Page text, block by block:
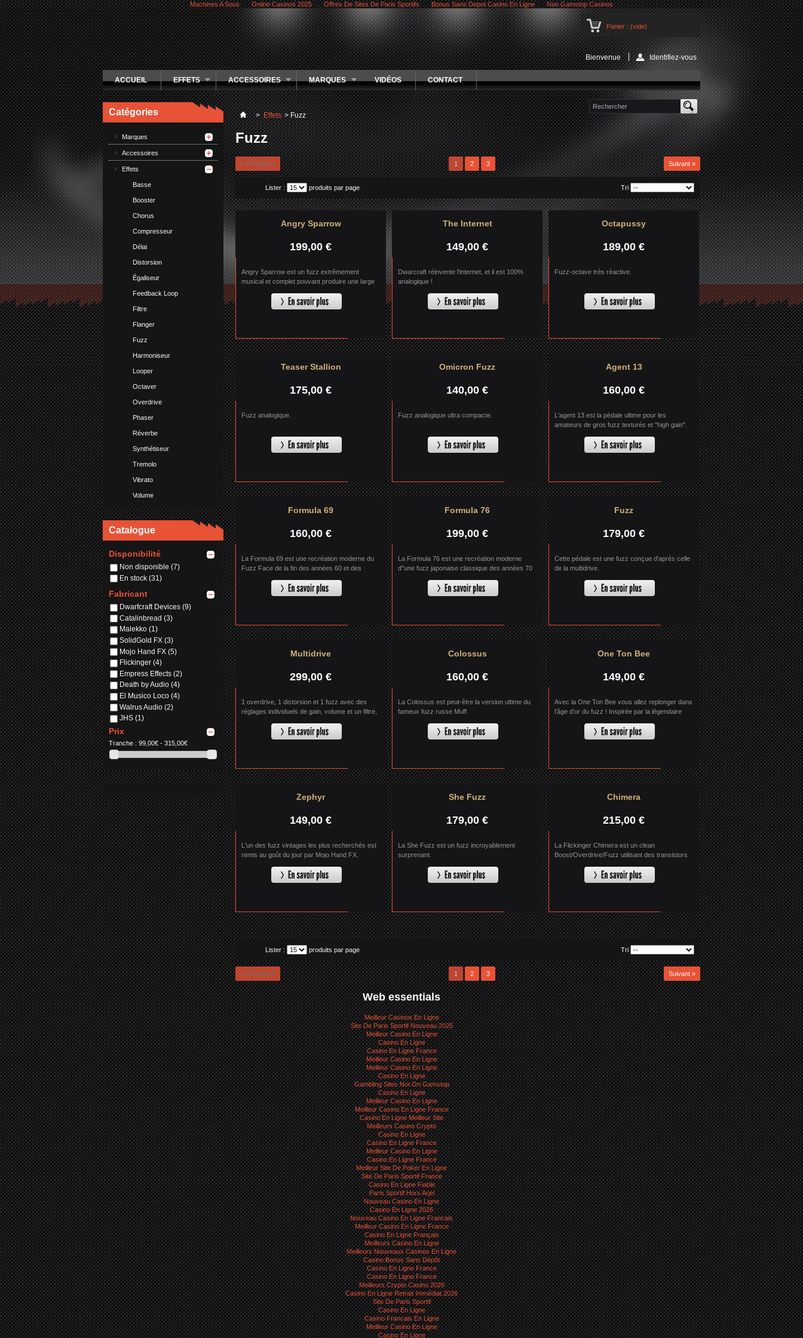
Machines A Sous Online Casinos 2025 Offres De Sites De Paris Sportifs Bonus Sans Depot Casino En Ligne Non Gamstop Casinos
Panier : (vide)
Bienvenue Identifiez-vous
ACCUEIL EFFETS ACCESSOIRES MARQUES VIDÉOS CONTACT
Catégories
Marques
Accessoires
Effets
Basse
Booster
Chorus
Compresseur
Délai
Distorsion
Égaliseur
Feedback Loop
Filtre
Flanger
Fuzz
Harmoniseur
Looper
Octaver
Overdrive
Phaser
Réverbe
Synthétiseur
Tremolo
Vibrato
Volume
Catalogue
Disponibilité
Non disponible (7)
En stock (31)
Fabricant
Dwarfcraft Devices (9)
Catalinbread (3)
Malekko (1)
SolidGold FX (3)
Mojo Hand FX (5)
Flickinger (4)
Empress Effects (2)
Death by Audio (4)
El Musico Loco (4)
Walrus Audio (2)
JHS (1)
Prix
Tranche : 99,00€ - 315,00€
> Effets > Fuzz
Fuzz
« Précédent 1 2 3 Suivant »
Tri
Lister : produits par page
Angry Sparrow
199,00 €
Angry Sparrow est un fuzz extrêmement
musical et complet pouvant produire une large
grosses saturations.
The Internet
149,00 €
Dwarcraft réinvente l'internet, et il est 100%
analogique !
Octapussy
189,00 €
Fuzz-octave très réactive.
Teaser Stallion
175,00 €
Fuzz analogique.
Omicron Fuzz
140,00 €
Fuzz analogique ultra compacte.
Agent 13
160,00 €
L'agent 13 est la pédale ultime pour les
amateurs de gros fuzz texturés et "high gain".
Formula 69
160,00 €
La Formula 69 est une recréation moderne du
Fuzz Face de la fin des années 60 et des
Formula 76
199,00 €
La Formula 76 est une recréation moderne
d"une fuzz japonaise classique des années 70
Fuzz
179,00 €
Cette pédale est une fuzz conçue d'après celle
de la multidrive.
Multidrive
299,00 €
1 overdrive, 1 distorsion et 1 fuzz avec des
réglages individuels de gain, volume et un filtre,
Colossus
160,00 €
La Colossus est peut-être la version ultime du
fameux fuzz russe Muff.
One Ton Bee
149,00 €
Avec la One Ton Bee vous allez replonger dans
l’âge d’or du fuzz ! Inspirée par la légendaire
Zephyr
149,00 €
L'un des fuzz vintages les plus recherchés est
remis au goût du jour par Mojo Hand FX.
She Fuzz
179,00 €
La She Fuzz est un fuzz incroyablement
surprenant.
Chimera
215,00 €
La Flickinger Chimera est un clean
Boost/Overdrive/Fuzz utilisant des transistors
Tri
Lister : produits par page
« Précédent 1 2 3 Suivant »
Web essentials
Meilleur Casinos En Ligne
Site De Paris Sportif Nouveau 2025
Meilleur Casino En Ligne
Casino En Ligne
Casino En Ligne France
Meilleur Casino En Ligne
Meilleur Casino En Ligne
Casino En Ligne
Gambling Sites Not On Gamstop
Casino En Ligne
Meilleur Casino En Ligne
Meilleur Casino En Ligne France
Casino En Ligne Meilleur Site
Meilleurs Casino Crypto
Casino En Ligne
Casino En Ligne France
Meilleur Casino En Ligne
Casino En Ligne France
Meilleur Site De Poker En Ligne
Site De Paris Sportif France
Casino En Ligne Fiable
Paris Sportif Hors Arjel
Nouveau Casino En Ligne
Casino En Ligne 2026
Nouveau Casino En Ligne Francais
Meilleur Casino En Ligne France
Casino En Ligne Français
Meilleurs Casino En Ligne
Meilleurs Nouveaux Casinos En Ligne
Casino Bonus Sans Dépôt
Casino En Ligne France
Casino En Ligne France
Meilleurs Crypto Casino 2026
Casino En Ligne Retrait Immédiat 2026
Site De Paris Sportif
Casino En Ligne
Casino Francais En Ligne
Meilleur Casino En Ligne
Casino En Ligne